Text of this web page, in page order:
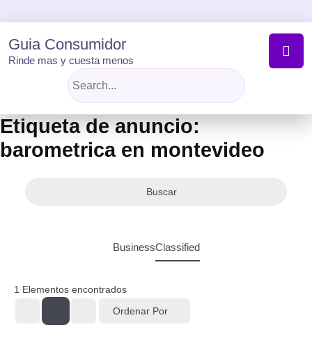
to
content
Guia Consumidor
Rinde mas y cuesta menos
Etiqueta de anuncio:
barometrica en montevideo
Buscar
BusinessClassified
1 Elementos encontrados
Ordenar Por